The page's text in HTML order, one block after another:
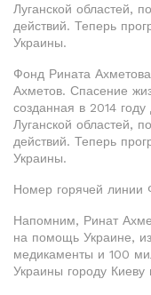
Луганской областей,
действий. Теперь
Украины.
Фонд Рината
Ахметов. Спасение
созданная в 2014
Луганской областей,
действий. Теперь
Украины.
Номер горячей линии
Напомним, Ринат
на помощь Украине,
медикаменты и 100
Украины городу Киеву